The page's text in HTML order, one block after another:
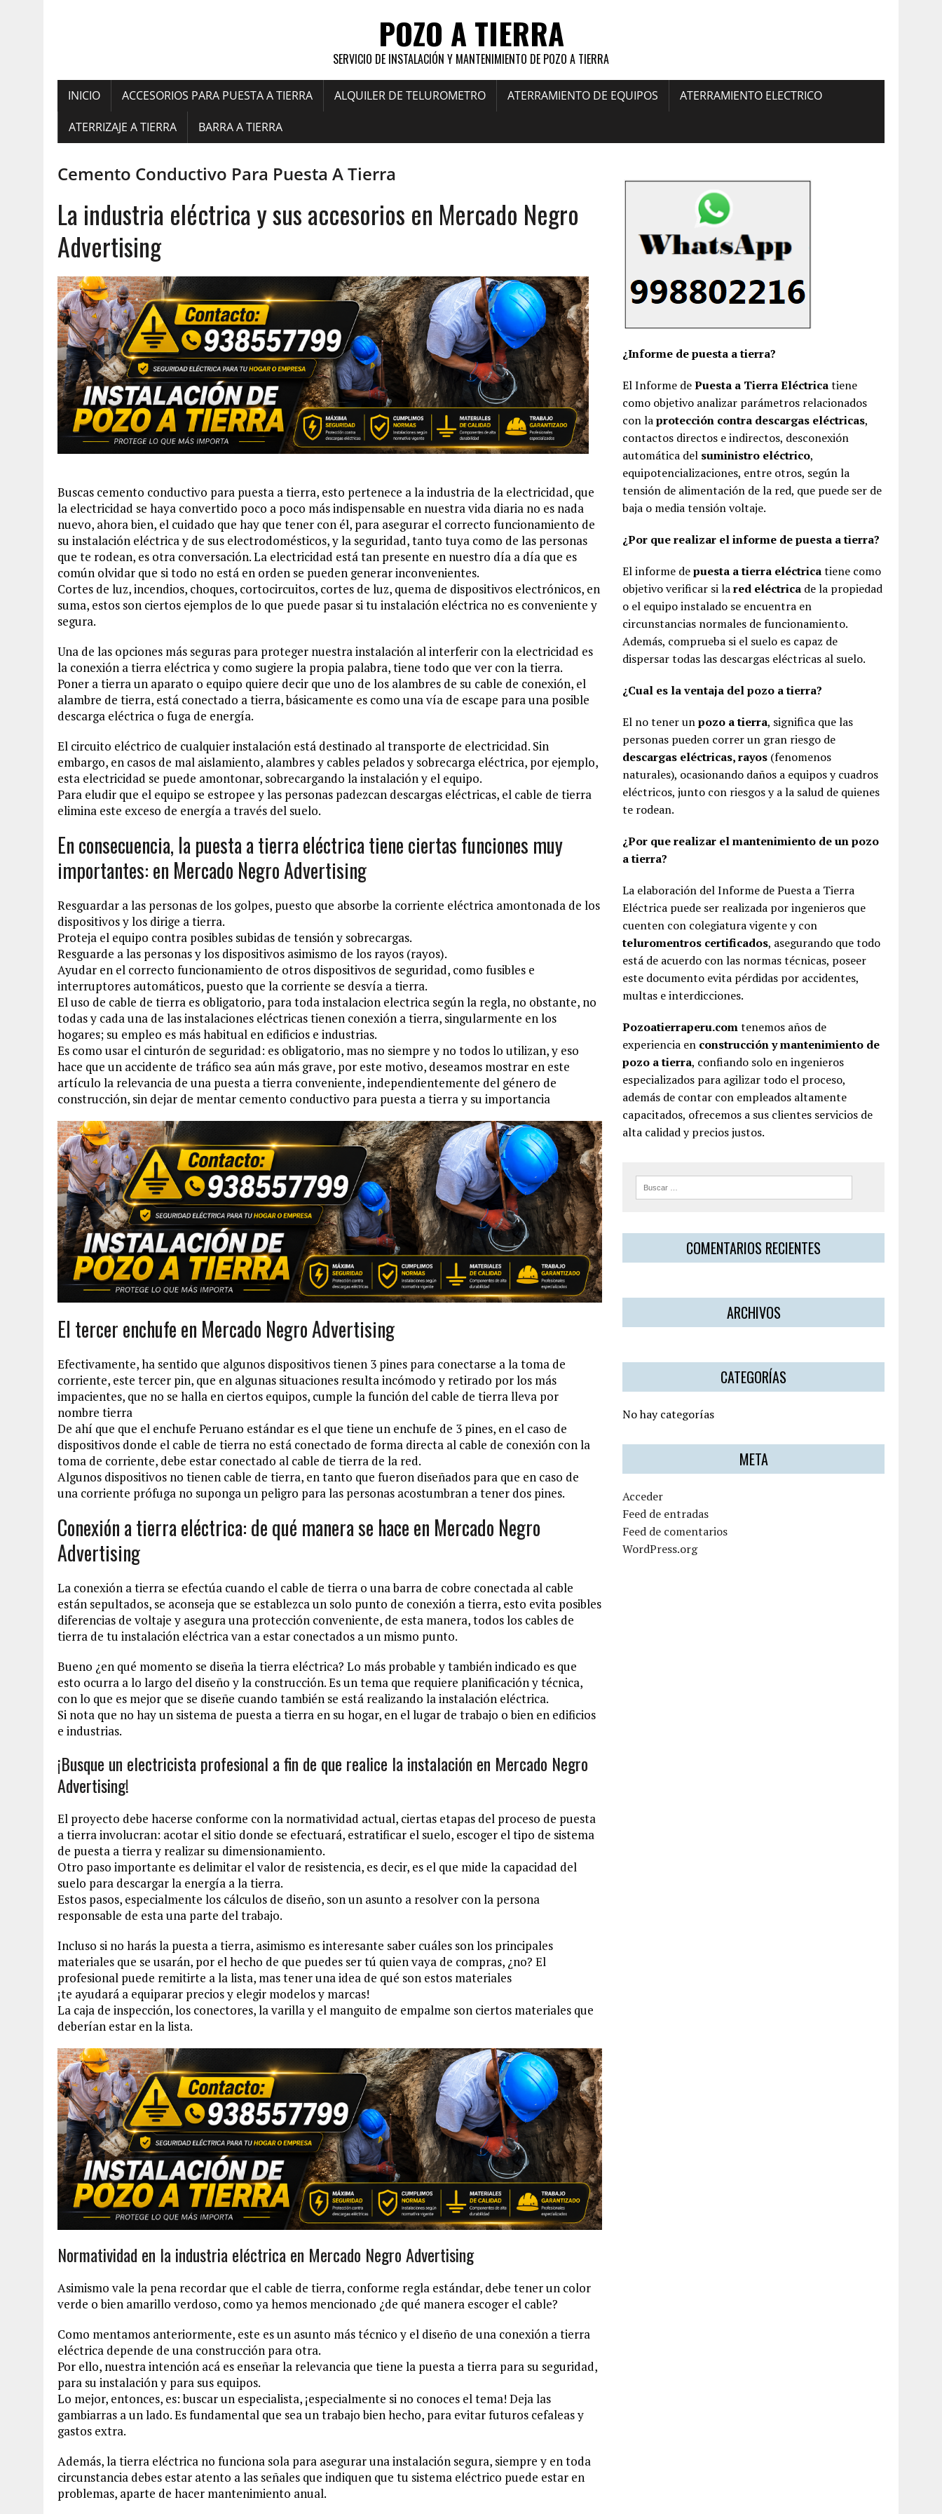
POZO A TIERRA
SERVICIO DE INSTALACIÓN Y MANTENIMIENTO DE POZO A TIERRA
INICIO ACCESORIOS PARA PUESTA A TIERRA ALQUILER DE TELUROMETRO ATERRAMIENTO DE EQUIPOS ATERRAMIENTO ELECTRICO
ATERRIZAJE A TIERRA BARRA A TIERRA
Cemento Conductivo Para Puesta A Tierra
La industria eléctrica y sus accesorios en Mercado Negro
Advertising
Buscas cemento conductivo para puesta a tierra, esto pertenece a la industria de la electricidad, que
la electricidad se haya convertido poco a poco más indispensable en nuestra vida diaria no es nada
nuevo, ahora bien, el cuidado que hay que tener con él, para asegurar el correcto funcionamiento de
su instalación eléctrica y de sus electrodomésticos, y la seguridad, tanto tuya como de las personas
que te rodean, es otra conversación. La electricidad está tan presente en nuestro día a día que es
común olvidar que si todo no está en orden se pueden generar inconvenientes.
Cortes de luz, incendios, choques, cortocircuitos, cortes de luz, quema de dispositivos electrónicos, en
suma, estos son ciertos ejemplos de lo que puede pasar si tu instalación eléctrica no es conveniente y
segura.
Una de las opciones más seguras para proteger nuestra instalación al interferir con la electricidad es
la conexión a tierra eléctrica y como sugiere la propia palabra, tiene todo que ver con la tierra.
Poner a tierra un aparato o equipo quiere decir que uno de los alambres de su cable de conexión, el
alambre de tierra, está conectado a tierra, básicamente es como una vía de escape para una posible
descarga eléctrica o fuga de energía.
El circuito eléctrico de cualquier instalación está destinado al transporte de electricidad. Sin
embargo, en casos de mal aislamiento, alambres y cables pelados y sobrecarga eléctrica, por ejemplo,
esta electricidad se puede amontonar, sobrecargando la instalación y el equipo.
Para eludir que el equipo se estropee y las personas padezcan descargas eléctricas, el cable de tierra
elimina este exceso de energía a través del suelo.
En consecuencia, la puesta a tierra eléctrica tiene ciertas funciones muy
importantes: en Mercado Negro Advertising
Resguardar a las personas de los golpes, puesto que absorbe la corriente eléctrica amontonada de los
dispositivos y los dirige a tierra.
Proteja el equipo contra posibles subidas de tensión y sobrecargas.
Resguarde a las personas y los dispositivos asimismo de los rayos (rayos).
Ayudar en el correcto funcionamiento de otros dispositivos de seguridad, como fusibles e
interruptores automáticos, puesto que la corriente se desvía a tierra.
El uso de cable de tierra es obligatorio, para toda instalacion electrica según la regla, no obstante, no
todas y cada una de las instalaciones eléctricas tienen conexión a tierra, singularmente en los
hogares; su empleo es más habitual en edificios e industrias.
Es como usar el cinturón de seguridad: es obligatorio, mas no siempre y no todos lo utilizan, y eso
hace que un accidente de tráfico sea aún más grave, por este motivo, deseamos mostrar en este
artículo la relevancia de una puesta a tierra conveniente, independientemente del género de
construcción, sin dejar de mentar cemento conductivo para puesta a tierra y su importancia
El tercer enchufe en Mercado Negro Advertising
Efectivamente, ha sentido que algunos dispositivos tienen 3 pines para conectarse a la toma de
corriente, este tercer pin, que en algunas situaciones resulta incómodo y retirado por los más
impacientes, que no se halla en ciertos equipos, cumple la función del cable de tierra lleva por
nombre tierra
De ahí que que el enchufe Peruano estándar es el que tiene un enchufe de 3 pines, en el caso de
dispositivos donde el cable de tierra no está conectado de forma directa al cable de conexión con la
toma de corriente, debe estar conectado al cable de tierra de la red.
Algunos dispositivos no tienen cable de tierra, en tanto que fueron diseñados para que en caso de
una corriente prófuga no suponga un peligro para las personas acostumbran a tener dos pines.
Conexión a tierra eléctrica: de qué manera se hace en Mercado Negro
Advertising
La conexión a tierra se efectúa cuando el cable de tierra o una barra de cobre conectada al cable
están sepultados, se aconseja que se establezca un solo punto de conexión a tierra, esto evita posibles
diferencias de voltaje y asegura una protección conveniente, de esta manera, todos los cables de
tierra de tu instalación eléctrica van a estar conectados a un mismo punto.
Bueno ¿en qué momento se diseña la tierra eléctrica? Lo más probable y también indicado es que
esto ocurra a lo largo del diseño y la construcción. Es un tema que requiere planificación y técnica,
con lo que es mejor que se diseñe cuando también se está realizando la instalación eléctrica.
Si nota que no hay un sistema de puesta a tierra en su hogar, en el lugar de trabajo o bien en edificios
e industrias.
¡Busque un electricista profesional a fin de que realice la instalación en Mercado Negro
Advertising!
El proyecto debe hacerse conforme con la normatividad actual, ciertas etapas del proceso de puesta
a tierra involucran: acotar el sitio donde se efectuará, estratificar el suelo, escoger el tipo de sistema
de puesta a tierra y realizar su dimensionamiento.
Otro paso importante es delimitar el valor de resistencia, es decir, es el que mide la capacidad del
suelo para descargar la energía a la tierra.
Estos pasos, especialmente los cálculos de diseño, son un asunto a resolver con la persona
responsable de esta una parte del trabajo.
Incluso si no harás la puesta a tierra, asimismo es interesante saber cuáles son los principales
materiales que se usarán, por el hecho de que puedes ser tú quien vaya de compras, ¿no? El
profesional puede remitirte a la lista, mas tener una idea de qué son estos materiales
¡te ayudará a equiparar precios y elegir modelos y marcas!
La caja de inspección, los conectores, la varilla y el manguito de empalme son ciertos materiales que
deberían estar en la lista.
Normatividad en la industria eléctrica en Mercado Negro Advertising
Asimismo vale la pena recordar que el cable de tierra, conforme regla estándar, debe tener un color
verde o bien amarillo verdoso, como ya hemos mencionado ¿de qué manera escoger el cable?
Como mentamos anteriormente, este es un asunto más técnico y el diseño de una conexión a tierra
eléctrica depende de una construcción para otra.
Por ello, nuestra intención acá es enseñar la relevancia que tiene la puesta a tierra para su seguridad,
para su instalación y para sus equipos.
Lo mejor, entonces, es: buscar un especialista, ¡especialmente si no conoces el tema! Deja las
gambiarras a un lado. Es fundamental que sea un trabajo bien hecho, para evitar futuros cefaleas y
gastos extra.
Además, la tierra eléctrica no funciona sola para asegurar una instalación segura, siempre y en toda
circunstancia debes estar atento a las señales que indiquen que tu sistema eléctrico puede estar en
problemas, aparte de hacer mantenimiento anual.
¿Informe de puesta a tierra?
El Informe dePuesta a Tierra Eléctricatiene
como objetivo analizar parámetros relacionados
con laprotección contra descargas eléctricas,
contactos directos e indirectos, desconexión
automática del suministro eléctrico,
equipotencializaciones, entre otros, según la
tensión de alimentación de la red, que puede ser de
baja o media tensión voltaje.
¿Por que realizar el informe de puesta a tierra?
El informe depuesta a tierra eléctricatiene como
objetivo verificar si lared eléctrica de la propiedad
o el equipo instalado se encuentra en
circunstancias normales de funcionamiento.
Además, comprueba si el suelo es capaz de
dispersar todas las descargas eléctricas al suelo.
¿Cual es la ventaja del pozo a tierra?
El no tener unpozo a tierra, significa que las
personas pueden correr un gran riesgo de
descargas eléctricas, rayos (fenomenos
naturales), ocasionando daños a equipos y cuadros
eléctricos, junto con riesgos y a la salud de quienes
te rodean.
¿Por que realizar el mantenimiento de un pozo
a tierra?
La elaboración del Informe de Puesta a Tierra
Eléctrica puede ser realizada por ingenieros que
cuenten con colegiatura vigente y con
teluromentros certificados, asegurando que todo
está de acuerdo con las normas técnicas, poseer
este documento evita pérdidas por accidentes,
multas e interdicciones.
Pozoatierraperu.comtenemos años de
experiencia en construcción y mantenimiento de
pozo a tierra, confiando solo en ingenieros
especializados para agilizar todo el proceso,
además de contar con empleados altamente
capacitados, ofrecemos a sus clientes servicios de
alta calidad y precios justos.
COMENTARIOS RECIENTES
ARCHIVOS
CATEGORÍAS
No hay categorías
META
Acceder
Feed de entradas
Feed de comentarios
WordPress.org